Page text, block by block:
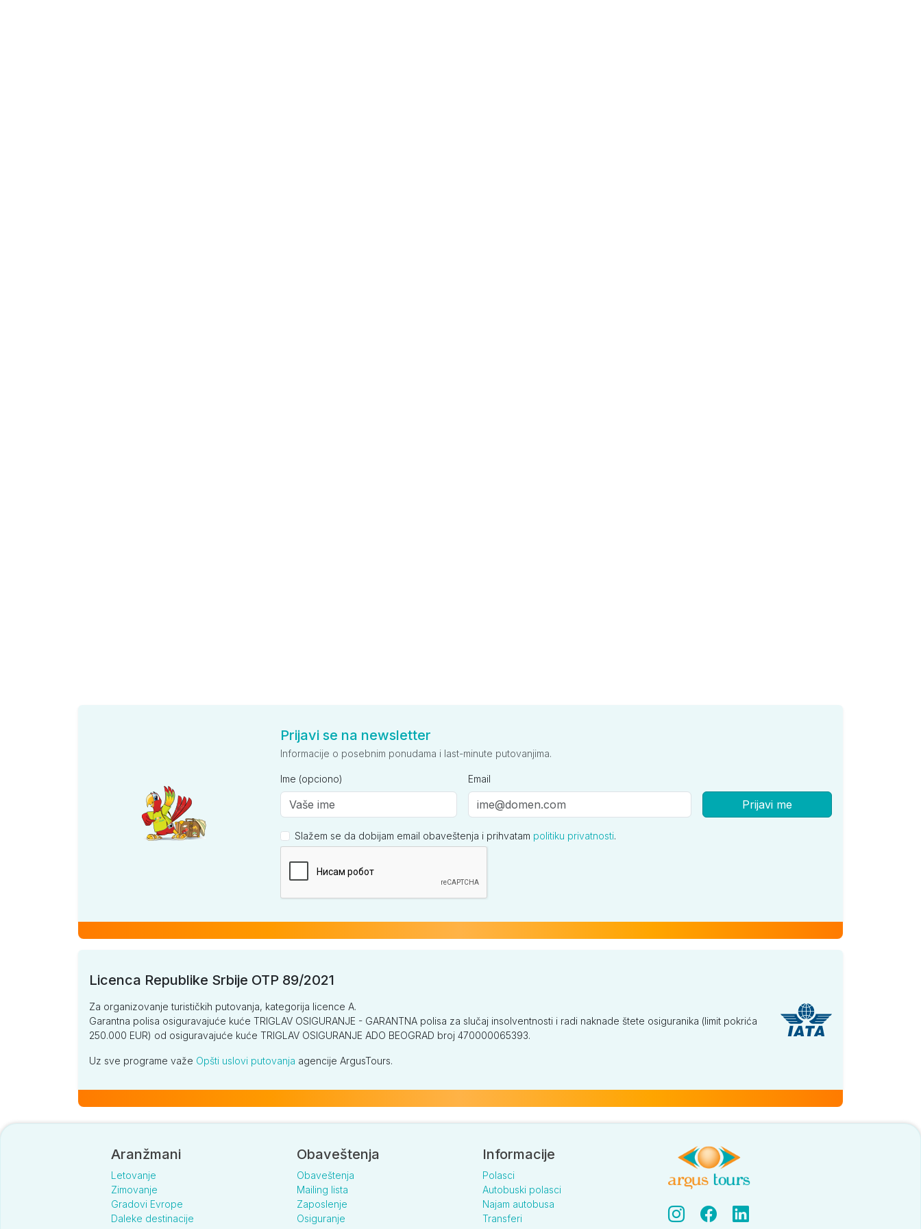
Prijavi se na newsletter
Informacije o posebnim ponudama i last-minute putovanjima.
Ime (opciono) Email
Prijavi me
Slažem se da dobijam email obaveštenja i prihvatam politiku privatnosti.
Licenca Republike Srbije OTP 89/2021
Za organizovanje turističkih putovanja, kategorija licence A.
Garantna polisa osiguravajuće kuće TRIGLAV OSIGURANJE - GARANTNA polisa za slučaj insolventnosti i radi naknade štete osiguranika (limit pokrića
250.000 EUR) od osiguravajuće kuće TRIGLAV OSIGURANJE ADO BEOGRAD broj 470000065393.
Uz sve programe važe Opšti uslovi putovanja agencije ArgusTours.
Aranžmani
Letovanje
Zimovanje
Gradovi Evrope
Daleke destinacije
Obaveštenja
Obaveštenja
Mailing lista
Zaposlenje
Osiguranje
Informacije
Polasci
Autobuski polasci
Najam autobusa
Transferi